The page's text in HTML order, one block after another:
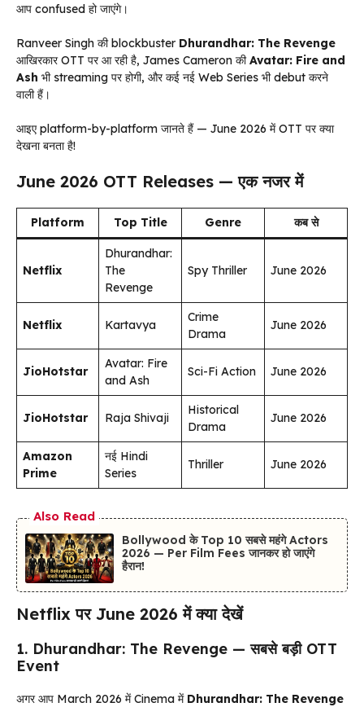
आप confused हो जाएंगे।
Ranveer Singh की blockbuster Dhurandhar: The Revenge
आखिरकार OTT पर आ रही है, James Cameron कीAvatar: Fire and
Ash भी streaming पर होगी, और कई नई Web Series भी debut करने
वाली हैं।
आइए platform-by-platform जानते हैं — June 2026 में OTT पर क्या
देखना बनता है!
June 2026 OTT Releases — एक नजर में
Platform Top Title Genre कब से
Netflix
Dhurandhar:
The
Revenge
Spy Thriller June 2026
Netflix Kartavya
Crime
Drama
June 2026
JioHotstar
Avatar: Fire
and Ash
Sci-Fi Action June 2026
JioHotstar Raja Shivaji
Historical
Drama
June 2026
Amazon
Prime
नई Hindi
Series
Thriller June 2026
Also Read
Bollywood के Top 10 सबसे महंगे Actors
2026 — Per Film Fees जानकर हो जाएंगे
हैरान!
Netflix पर June 2026 में क्या देखें
1. Dhurandhar: The Revenge — सबसे बड़ी OTT
Event
अगर आप March 2026 में Cinema में Dhurandhar: The Revenge